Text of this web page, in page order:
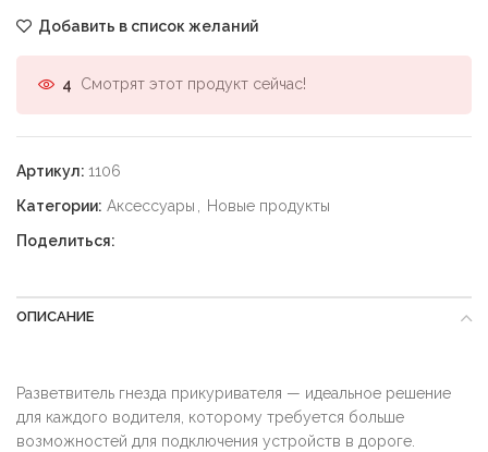
Добавить в список желаний
4 Смотрят этот продукт сейчас!
Артикул: 1106
Категории: Аксессуары
Новые продукты
Поделиться:
ОПИСАНИЕ
Разветвитель гнезда прикуривателя — идеальное решение
для каждого водителя, которому требуется больше
возможностей для подключения устройств в дороге.